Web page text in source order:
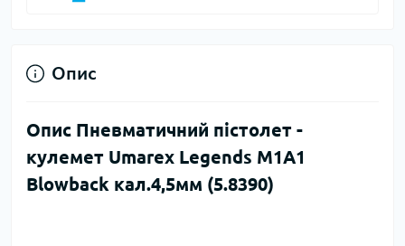
Опис
Опис Пневматичний пістолет -
кулемет Umarex Legends M1A1
Blowback кал.4,5мм (5.8390)